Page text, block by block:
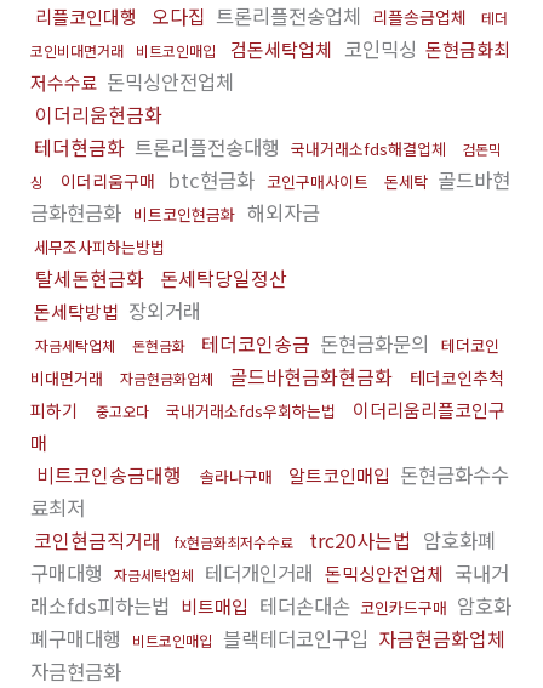
리플코인대행 오다집 트론리플전송업체 리플송금업체
테더
코인비대면거래
비트코인매입 검돈세탁업체 코인믹싱 돈현금화최
저수수료 돈믹싱안전업체
이더리움현금화
테더현금화 트론리플전송대행 국내거래소fds해결업체
검돈믹
싱
이더리움구매 btc현금화 코인구매사이트 돈세탁 골드바현
금화현금화 비트코인현금화 해외자금
세무조사피하는방법
탈세돈현금화 돈세탁당일정산
돈세탁방법 장외거래
자금세탁업체 돈현금화 테더코인송금 돈현금화문의
테더코인
비대면거래
자금현금화업체 골드바현금화현금화
테더코인추척
피하기
중고오다 국내거래소fds우회하는법
이더리움리플코인구
매
비트코인송금대행 솔라나구매 알트코인매입 돈현금화수수
료최저
코인현금직거래
fx현금화최저수수료 trc20사는법 암호화폐
구매대행
자금세탁업체 테더개인거래 돈믹싱안전업체 국내거
래소fds피하는법 비트매입 테더손대손 코인카드구매 암호화
폐구매대행
비트코인매입 블랙테더코인구입 자금현금화업체
자금현금화